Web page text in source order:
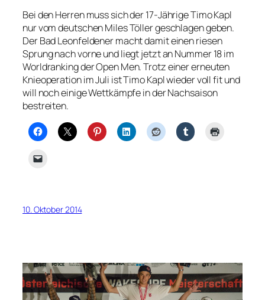
Bei den Herren muss sich der 17-Jährige Timo Kapl
nur vom deutschen Miles Töller geschlagen geben.
Der Bad Leonfeldener macht damit einen riesen
Sprung nach vorne und liegt jetzt an Nummer 18 im
Worldranking der Open Men. Trotz einer erneuten
Knieoperation im Juli ist Timo Kapl wieder voll fit und
will noch einige Wettkämpfe in der Nachsaison
bestreiten.
10. Oktober 2014